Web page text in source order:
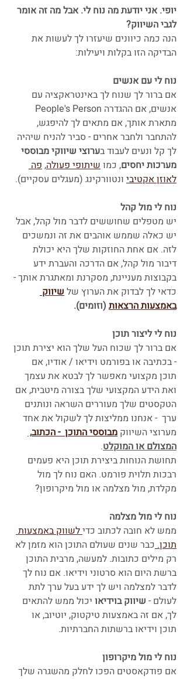
יופי. אני יודעת מה נוח לי. אבל מה זה אומר
לגבי השיווק?
הנה כמה כיוונים שיעזרו לך לעשות את
הבדיקה הזו בקלות ויעילות:
נוח לי עם אנשים
אם ברור לך שנוח לך באינטראקציה עם
מתארת אותך, אם מתאים לך להיפגש,
להתחבר ולחבר אחרים - סביר להניח שיהיה
לך קל ונעים לעבוד בערוצי שיווקי מבוססי
מערכות יחסים, כמו שיתופי פעולה, פה
לאוזן אקטיבי ונטוורקינג (מעגלים עסקיים).
נוח לי מול קהל
יש מטפלים שחוששים לדבר מול קהל, אבל
יש כאלה שממש אוהבים את זה ונמשכים
לזה. אם אחת החוזקות שלך היא יכולת
דיבור מול קהל, אם הדרכה והעברת ידע
בקבוצות מעניינת, מסקרנת ומאתגרת אותך -
כדאי לך לבדוק את הערוץ של שיווק
באמצעות הרצאות (וזומים).
נוח לי ליצור תוכן
אם ברור לך שכוח העל שלך הוא יצירת תוכן
- בכתיבה או בפורמט וידיאו / אודיו, אם
תוכן מקצועי מאפשר לך לבטא את עצמך
ואת הידע המקצועי שלך בצורה מיטבית, אם
הטקסטים שלך מעוררים השראה ונותנים
ערך  - אנחנו ממליצות לך לשקול את אחד
מערוצי השיווק מבוססי התוכן  - הכתוב,
המצולם או המוקלט.
תחושת הנוחות ביצירת תוכן היא פעמים
רבכות תלוית פורמט. האם נוח לך מול
מקלדת, מול מצלמה או מול מיקרופון?
נוח לי מול מצלמה
ממש לא חובה לכתוב כדי לשווק באמצעות
תוכן. כבר שנים שעולם התוכן הוא מזמן לא
רק מילים כתובות. למעשה, מרבית התוכן
ברשת היום הוא סרטוני וידיאו. אם נוח לך
לדבר למצלמה ויש לך ידע בעל ערך לתת
לעולם - שיווק בוידיאו יכול ממש להתאים
לך, אם זה באמצעות טיקטוק, יוטיוב, או
תוכן וידיאו ברשתות החברתיות.
נוח לי מול מיקרופון
אם פודקאסטים הפכו לחלק מהשגרה שלך